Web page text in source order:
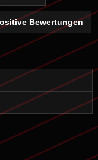
Bewertungen